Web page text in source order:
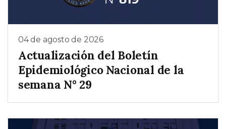
04 de agosto de 2026
Actualización del Boletín
Epidemiológico Nacional de la
semana N° 29